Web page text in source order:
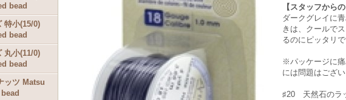
bead
特小(15/0)
bead
丸小(11/0)
bead
ッツ Matsu
【スタッフからの
ダークグレイに
きは、クールで
るのにピッタリで
※パッケージに
には問題はござい
♯20 天然石のラ